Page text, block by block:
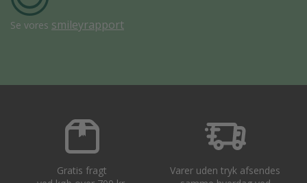
Se vores smileyrapport
Gratis fragt
Varer uden tryk afsendes